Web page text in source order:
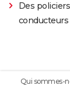
Des
Qui sommes-